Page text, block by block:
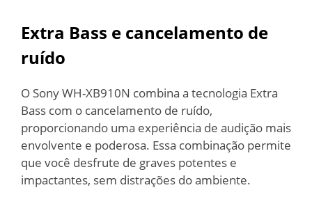
Extra Bass e cancelamento de
ruído
O Sony WH-XB910N combina a tecnologia Extra
Bass com o cancelamento de ruído,
proporcionando uma experiência de audição mais
envolvente e poderosa. Essa combinação permite
que você desfrute de graves potentes e
impactantes, sem distrações do ambiente.